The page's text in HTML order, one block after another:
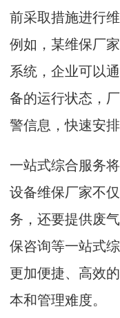
前采取措施进行
例如，某维保厂
系统，企业可以
备的运行状态，
警信息，快速安
一站式综合服务
设备维保厂家不
务，还要提供废
保咨询等一站式
更加便捷、高效
本和管理难度。